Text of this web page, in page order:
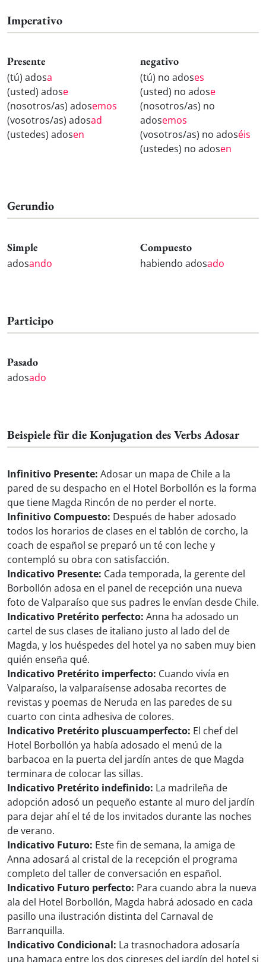
Imperativo
Presente
(tú) adosa
(usted) adose
(nosotros/as) adosemos
(vosotros/as) adosad
(ustedes) adosen
negativo
(tú) no adoses
(usted) no adose
(nosotros/as) no
adosemos
(vosotros/as) no adoséis
(ustedes) no adosen
Gerundio
Simple
adosando
Compuesto
habiendo adosado
Participo
Pasado
adosado
Beispiele für die Konjugation des Verbs Adosar
Infinitivo Presente: Adosar un mapa de Chile a la
pared de su despacho en el Hotel Borbollón es la forma
que tiene Magda Rincón de no perder el norte.
Infinitivo Compuesto: Después de haber adosado
todos los horarios de clases en el tablón de corcho, la
coach de español se preparó un té con leche y
contempló su obra con satisfacción.
Indicativo Presente: Cada temporada, la gerente del
Borbollón adosa en el panel de recepción una nueva
foto de Valparaíso que sus padres le envían desde Chile.
Indicativo Pretérito perfecto: Anna ha adosado un
cartel de sus clases de italiano justo al lado del de
Magda, y los huéspedes del hotel ya no saben muy bien
quién enseña qué.
Indicativo Pretérito imperfecto: Cuando vivía en
Valparaíso, la valparaísense adosaba recortes de
revistas y poemas de Neruda en las paredes de su
cuarto con cinta adhesiva de colores.
Indicativo Pretérito pluscuamperfecto: El chef del
Hotel Borbollón ya había adosado el menú de la
barbacoa en la puerta del jardín antes de que Magda
terminara de colocar las sillas.
Indicativo Pretérito indefinido: La madrileña de
adopción adosó un pequeño estante al muro del jardín
para dejar ahí el té de los invitados durante las noches
de verano.
Indicativo Futuro: Este fin de semana, la amiga de
Anna adosará al cristal de la recepción el programa
completo del taller de conversación en español.
Indicativo Futuro perfecto: Para cuando abra la nueva
ala del Hotel Borbollón, Magda habrá adosado en cada
pasillo una ilustración distinta del Carnaval de
Barranquilla.
Indicativo Condicional: La trasnochadora adosaría
una hamaca entre los dos cipreses del jardín del hotel si